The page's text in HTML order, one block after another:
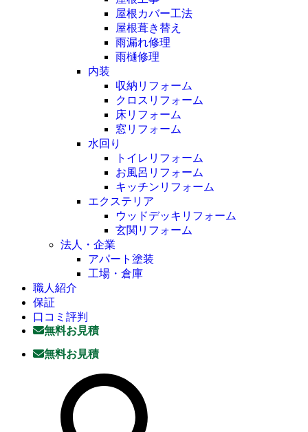
屋根カバー工法
屋根葺き替え
雨漏れ修理
雨樋修理
内装
収納リフォーム
クロスリフォーム
床リフォーム
窓リフォーム
水回り
トイレリフォーム
お風呂リフォーム
キッチンリフォーム
エクステリア
ウッドデッキリフォーム
玄関リフォーム
法人・企業
アパート塗装
工場・倉庫
職人紹介
保証
口コミ評判
無料お見積
無料お見積